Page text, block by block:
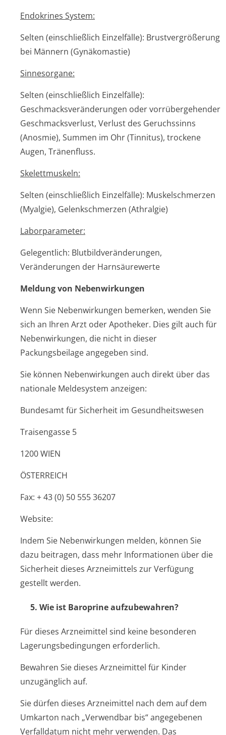
Endokrines System:
Selten (einschließlich Einzelfälle): Brustvergrößerung
bei Männern (Gynäkomastie)
Sinnesorgane:
Selten (einschließlich Einzelfälle):
Geschmacksverände­rungen oder vorrübergehender
Geschmacksverlust, Verlust des Geruchssinns
(Anosmie), Summen im Ohr (Tinnitus), trockene
Augen, Tränenfluss.
Skelettmuskeln:
Selten (einschließlich Einzelfälle): Muskelschmerzen
(Myalgie), Gelenkschmerzen (Athralgie)
Laborparameter:
Gelegentlich: Blutbildverände­rungen,
Veränderungen der Harnsäurewerte
Meldung von Nebenwirkungen
Wenn Sie Nebenwirkungen bemerken, wenden Sie
sich an Ihren Arzt oder Apotheker. Dies gilt auch für
Nebenwirkungen, die nicht in dieser
Packungsbeilage angegeben sind.
Sie können Nebenwirkungen auch direkt über das
nationale Meldesystem anzeigen:
Bundesamt für Sicherheit im Gesundheitswesen
Traisengasse 5
1200 WIEN
ÖSTERREICH
Fax: + 43 (0) 50 555 36207
Website:
Indem Sie Nebenwirkungen melden, können Sie
dazu beitragen, dass mehr Informationen über die
Sicherheit dieses Arzneimittels zur Verfügung
gestellt werden.
5. Wie ist Baroprine aufzubewahren?
Für dieses Arzneimittel sind keine besonderen
Lagerungsbedin­gungen erforderlich.
Bewahren Sie dieses Arzneimittel für Kinder
unzugänglich auf.
Sie dürfen dieses Arzneimittel nach dem auf dem
Umkarton nach „Verwendbar bis“ angegebenen
Verfalldatum nicht mehr verwenden. Das